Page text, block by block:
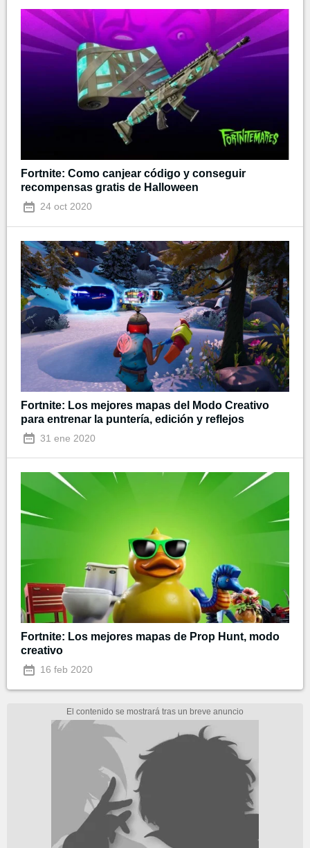
Fortnite: Como canjear código y conseguir
recompensas gratis de Halloween
24 oct 2020
Fortnite: Los mejores mapas del Modo Creativo
para entrenar la puntería, edición y reflejos
31 ene 2020
Fortnite: Los mejores mapas de Prop Hunt, modo
creativo
16 feb 2020